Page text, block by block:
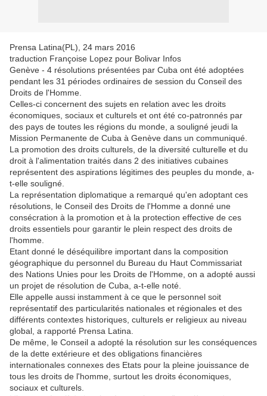
Prensa Latina(PL), 24 mars 2016
traduction Françoise Lopez pour Bolivar Infos
Genève - 4 résolutions présentées par Cuba ont été adoptées
pendant les 31 périodes ordinaires de session du Conseil des
Droits de l'Homme.
Celles-ci concernent des sujets en relation avec les droits
économiques, sociaux et culturels et ont été co-patronnés par
des pays de toutes les régions du monde, a souligné jeudi la
Mission Permanente de Cuba à Genève dans un communiqué.
La promotion des droits culturels, de la diversité culturelle et du
droit à l'alimentation traités dans 2 des initiatives cubaines
représentent des aspirations légitimes des peuples du monde, a-
t-elle souligné.
La représentation diplomatique a remarqué qu'en adoptant ces
résolutions, le Conseil des Droits de l'Homme a donné une
consécration à la promotion et à la protection effective de ces
droits essentiels pour garantir le plein respect des droits de
l'homme.
Etant donné le déséquilibre important dans la composition
géographique du personnel du Bureau du Haut Commissariat
des Nations Unies pour les Droits de l'Homme, on a adopté aussi
un projet de résolution de Cuba, a-t-elle noté.
Elle appelle aussi instamment à ce que le personnel soit
représentatif des particularités nationales et régionales et des
différents contextes historiques, culturels er religieux au niveau
global, a rapporté Prensa Latina.
De même, le Conseil a adopté la résolution sur les conséquences
de la dette extérieure et des obligations financières
internationales connexes des Etats pour la pleine jouissance de
tous les droits de l'homme, surtout les droits économiques,
sociaux et culturels.